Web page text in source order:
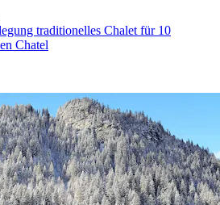
traditionelles Chalet für 10
Chatel